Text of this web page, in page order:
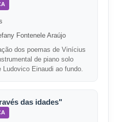
Fontenele Araújo
dos poemas de Vinícius
de piano solo
Einaudi ao fundo.
das idades"